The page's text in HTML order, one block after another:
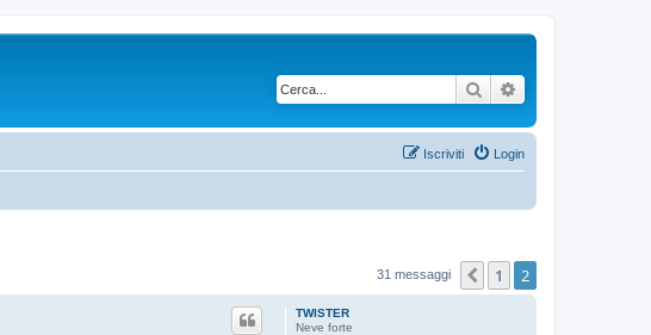
Cerca
Login
Iscriviti
31 messaggi Precedente
1 2
TWISTER
Neve forte